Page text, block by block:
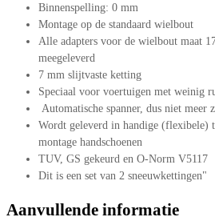
Binnenspelling: 0 mm
Montage op de standaard wielbout
Alle adapters voor de wielbout maat
meegeleverd
7 mm slijtvaste ketting
Speciaal voor voertuigen met weinig
Automatische spanner, dus niet meer
Wordt geleverd in handige (flexibele)
montage handschoenen
TUV, GS gekeurd en O-Norm V5117
Dit is een set van 2 sneeuwkettingen"
Aanvullende informatie